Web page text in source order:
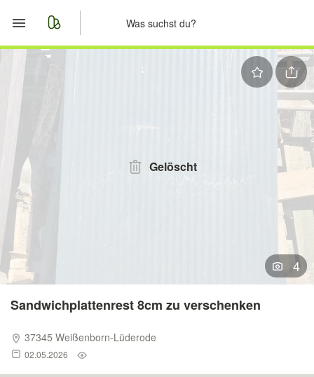
Anzeige aufgebenGelöscht
4
Sandwichplattenrest 8cm zu verschenken
37345 Weißenborn-Lüderode
02.05.2026